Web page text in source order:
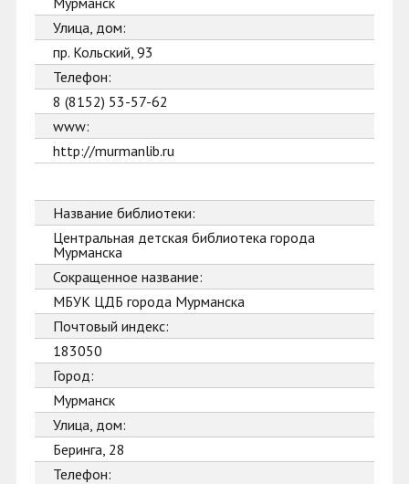
Улица, дом:
пр. Кольский, 93
Телефон:
8 (8152) 53-57-62
www:
http://murmanlib.ru
Название библиотеки:
Центральная детская библиотека города
Мурманска
Сокращенное название:
МБУК ЦДБ города Мурманска
Почтовый индекс:
183050
Город:
Мурманск
Улица, дом:
Беринга, 28
Телефон: